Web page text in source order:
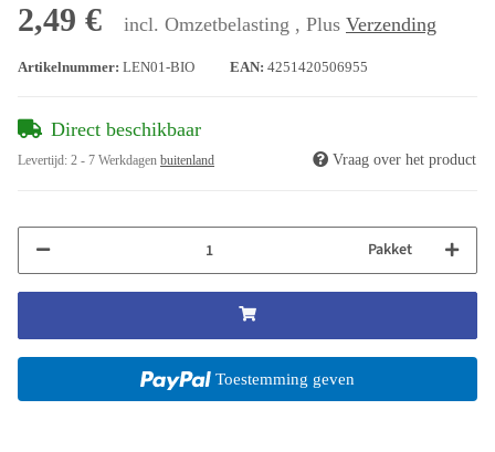
2,49 € incl. Omzetbelasting , Plus Verzending
Artikelnummer: LEN01-BIO EAN: 4251420506955
Direct beschikbaar
Levertijd: 2 - 7 Werkdagen buitenland Vraag over het product
Pakket
Toestemming geven